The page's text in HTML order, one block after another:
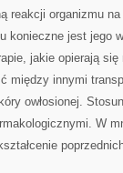
reakcji organizmu
konieczne jest jego
jakie opierają się
między innymi
owłosionej.
W